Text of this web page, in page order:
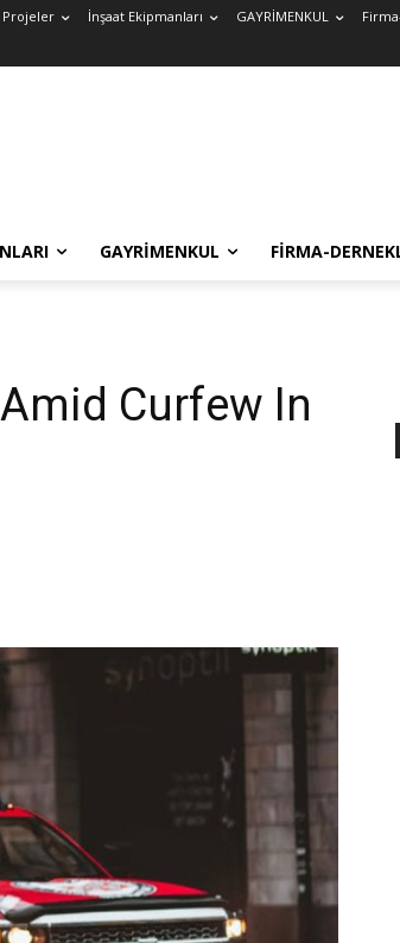
Projeler İnşaat Ekipmanları GAYRİMENKUL
GAYRİMENKUL FIRMA-
Curfew In